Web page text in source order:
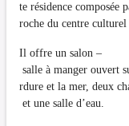
te résidence composée
roche du centre
Il offre un salon –
salle à manger ouvert
rdure et la mer, deux
et une salle d’eau.